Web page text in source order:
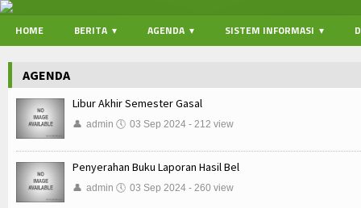
HOME BERITA AGENDA SISTEM INFORMASI
AGENDA
Libur Akhir Semester Gasal
👤 admin 🕔 03 Sep 2024 - 212 view
Penyerahan Buku Laporan Hasil Bel
👤 admin 🕔 03 Sep 2024 - 260 view